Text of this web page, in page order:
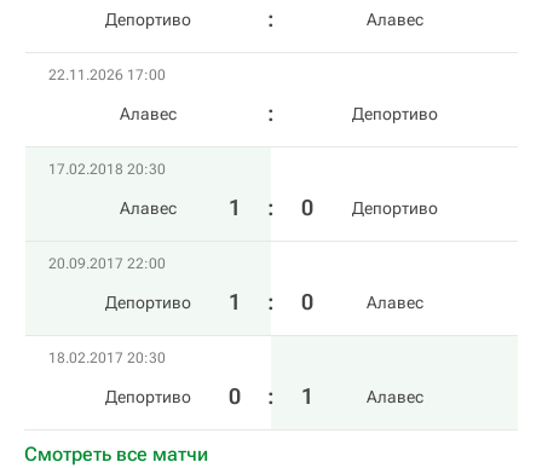
Депортиво Алавес
22.11.2026 17:00
Алавес Депортиво
17.02.2018 20:30
Алавес 1 : 0 Депортиво
20.09.2017 22:00
Депортиво 1 : 0 Алавес
18.02.2017 20:30
Депортиво 0 : 1 Алавес
Смотреть все матчи